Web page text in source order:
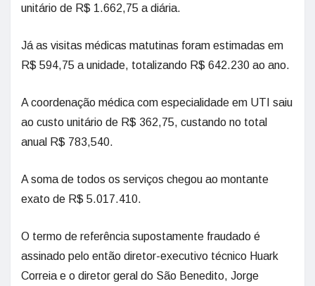
unitário de R$ 1.662,75 a diária.
Já as visitas médicas matutinas foram estimadas em
R$ 594,75 a unidade, totalizando R$ 642.230 ao ano.
A coordenação médica com especialidade em UTI saiu
ao custo unitário de R$ 362,75, custando no total
anual R$ 783,540.
A soma de todos os serviços chegou ao montante
exato de R$ 5.017.410.
O termo de referência supostamente fraudado é
assinado pelo então diretor-executivo técnico Huark
Correia e o diretor geral do São Benedito, Jorge